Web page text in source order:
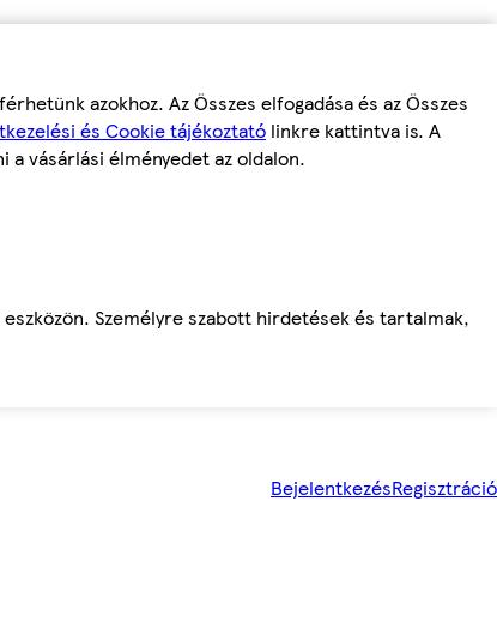
azokhoz. Az Összes elfogadása és az Összes
és Cookie tájékoztató linkre kattintva is. A
vásárlási élményedet az oldalon.
Személyre szabott hirdetések és tartalmak,
BejelentkezésRegisztráció